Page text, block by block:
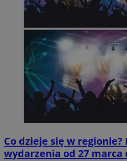
Co dzieje się w regionie?
wydarzenia od 27